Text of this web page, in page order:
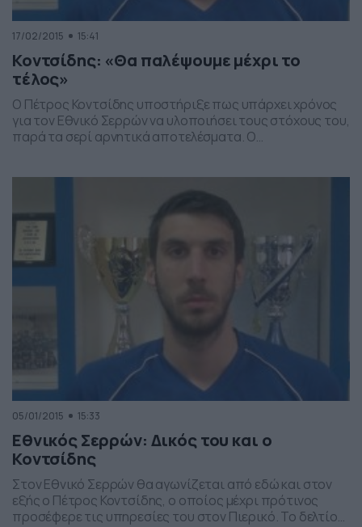
17/02/2015 15:41
Κοντσίδης: «Θα παλέψουμε μέχρι το
τέλος»
O Πέτρος Κοντσίδης υποστήριξε πως υπάρχει χρόνος
για τον Εθνικό Σερρών να υλοποιήσει τους στόχους του,
παρά τα σερί αρνητικά αποτελέσματα. Ο
(2-0) από τη Λαμία την περασμένη αγωνιστική.
Αναλυτικά οι δηλώσεις του στο Αθλητικό […]
05/01/2015 15:33
Εθνικός Σερρών: Δικός του και ο
Κοντσίδης
Στον Εθνικό Σερρών θα αγωνίζεται από εδώ και στον
εξής ο Πέτρος Κοντσίδης, ο οποίος μέχρι πρότινος
προσέφερε τις υπηρεσίες του στον Πιερικό. Το δελτίο